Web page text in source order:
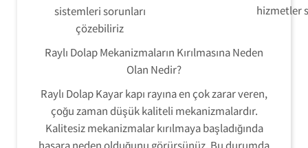
sistemleri sorunları
çözebiliriz
hizmetler
Raylı Dolap Mekanizmaların Kırılmasına Neden
Olan Nedir?
Raylı Dolap Kayar kapı rayına en çok zarar veren,
çoğu zaman düşük kaliteli mekanizmalardır.
Kalitesiz mekanizmalar kırılmaya başladığında
hasara neden olduğunu görürsünüz. Bu durumda